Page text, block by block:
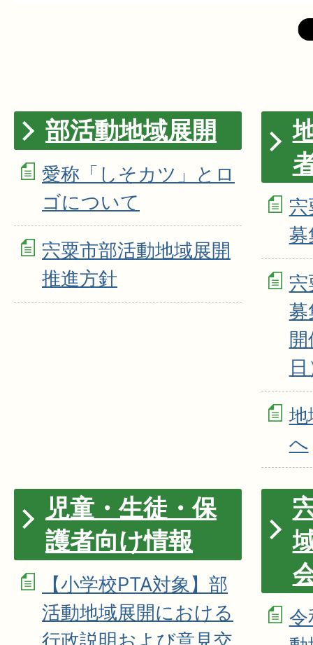
部活動地域展開
愛称「しそカツ」とロ
ゴについて
宍粟市部活動地域展開
推進方針
募
地
へ
児童・生徒・保
護者向け情報
【小学校PTA対象】部
活動地域展開における
令